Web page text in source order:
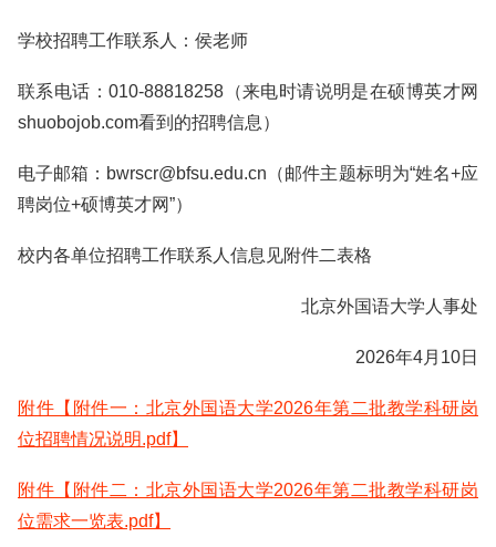
学校招聘工作联系人：侯老师
联系电话：010-88818258（来电时请说明是在硕博英才网
shuobojob.com看到的招聘信息）
电子邮箱：bwrscr@bfsu.edu.cn（邮件主题标明为“姓名+应
聘岗位+硕博英才网”）
校内各单位招聘工作联系人信息见附件二表格
北京外国语大学人事处
2026年4月10日
附件【附件一：北京外国语大学2026年第二批教学科研岗
位招聘情况说明.pdf】
附件【附件二：北京外国语大学2026年第二批教学科研岗
位需求一览表.pdf】